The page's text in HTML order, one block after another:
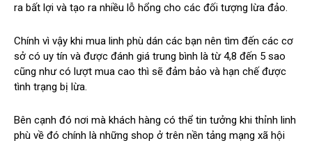
ra bất lợi và tạo ra nhiều lỗ hổng cho các đối tượng lừa đảo.
Chính vì vậy khi mua linh phù dán các bạn nên tìm đến các cơ
sở có uy tín và được đánh giá trung bình là từ 4,8 đến 5 sao
cũng như có lượt mua cao thì sẽ đảm bảo và hạn chế được
tình trạng bị lừa.
Bên cạnh đó nơi mà khách hàng có thể tin tưởng khi thỉnh linh
phù về đó chính là những shop ở trên nền tảng mạng xã hội